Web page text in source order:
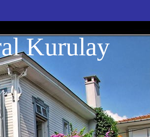
Kurulay
ki eski köşke doğru götürüyordu. Bu
en güzel köşklerinden olduğu bilinirdi. O